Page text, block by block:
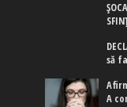
să
A